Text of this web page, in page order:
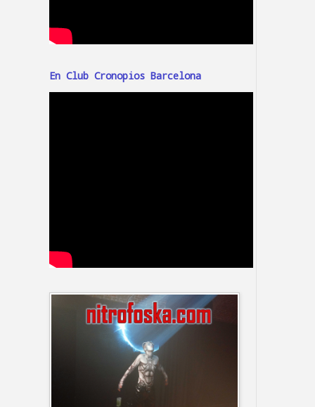
En Club Cronopios Barcelona